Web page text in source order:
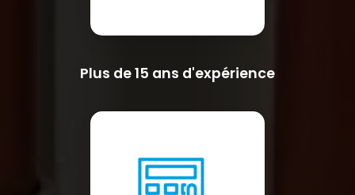
Plus de 15 ans d'expérience